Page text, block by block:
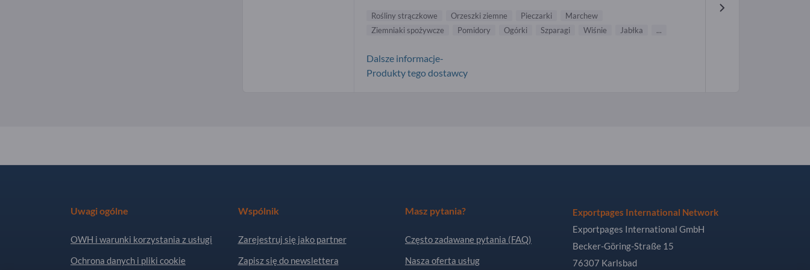
Rośliny strączkowe Orzeszki ziemne Pieczarki
Marchew
Ziemniaki spożywcze
Pomidory Ogórki Szparagi Wiśnie Jabłka ...
Dalsze informacje-
Produkty tego dostawcy
Uwagi ogólne
OWH i warunki korzystania z usługi
Ochrona danych i pliki cookie
Wspólnik
Zarejestruj się jako partner
Zapisz się do newslettera
Masz pytania?
Często zadawane pytania (FAQ)
Nasza oferta usług
Exportpages International Network
Exportpages International GmbH
Becker-Göring-Straße 15
76307 Karlsbad